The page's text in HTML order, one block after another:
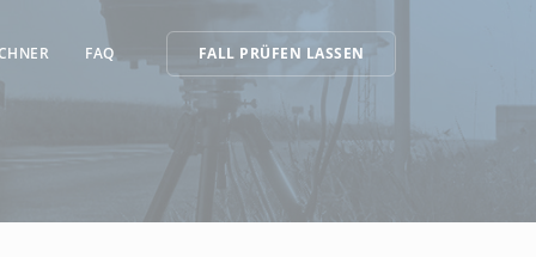
FAQ FALL PRÜFEN LASSEN